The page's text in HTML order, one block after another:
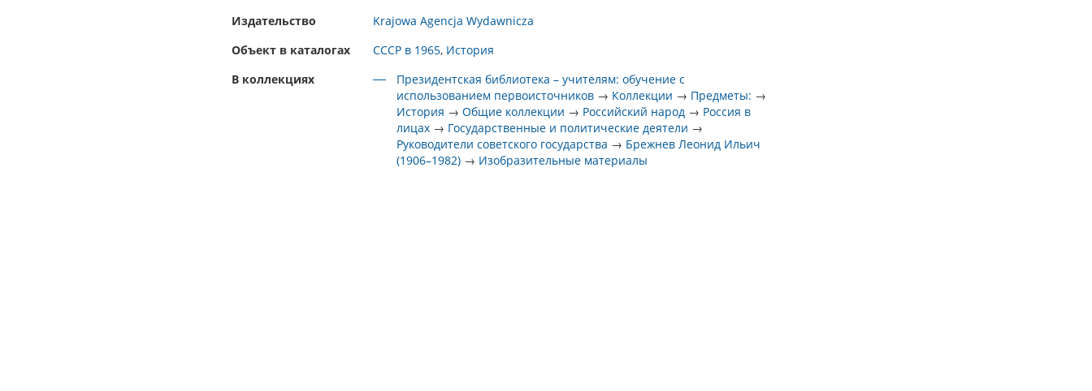
Издательство
Krajowa Agencja Wydawnicza
Объект в каталогах
СССР в 1965 История
В коллекциях
Президентская библиотека – учителям: обучение с
использованием первоисточников → Коллекции → Предметы: →
История →Общие коллекции → Российский народ → Россия в
лицах → Государственные и политические деятели →
Руководители советского государства → Брежнев Леонид Ильич
(1906–1982) → Изобразительные материалы